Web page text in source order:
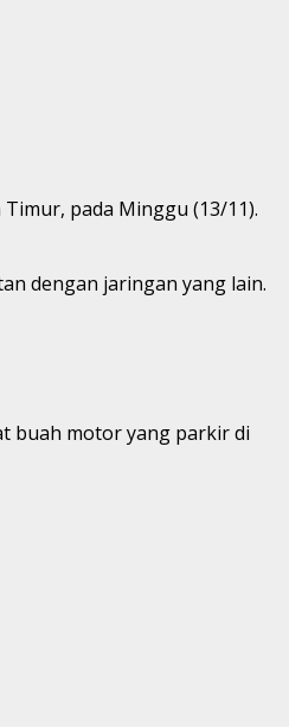
pada Minggu (13/11).
dengan jaringan yang lain.
buah motor yang parkir di